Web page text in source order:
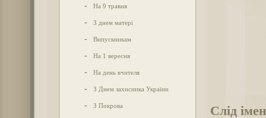
- На 9 травня
- З днем матері
- Випускникам
- На 1 вересня
- На день вчителя
- З Днем захисника України
- З Покрова Слід